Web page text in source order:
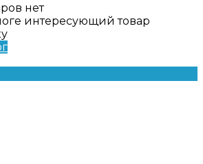
нет
интересующий товар